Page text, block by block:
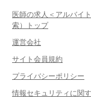
医師の求人＜アルバイ
索）トップ
運営会社
サイト会員規約
プライバシーポリシー
情報セキュリティに関